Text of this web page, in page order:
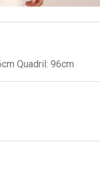
Quadril: 96cm